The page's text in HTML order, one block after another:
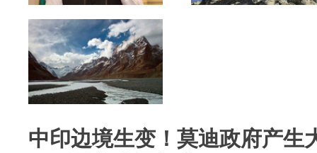
中印边境生变！莫迪政府产生